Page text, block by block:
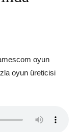
oyun
oyun üreticisi